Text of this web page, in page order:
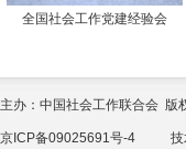
全国社会工作党建经验会
主办：中国社会工作联合会 版
京ICP备09025691号-4 技术